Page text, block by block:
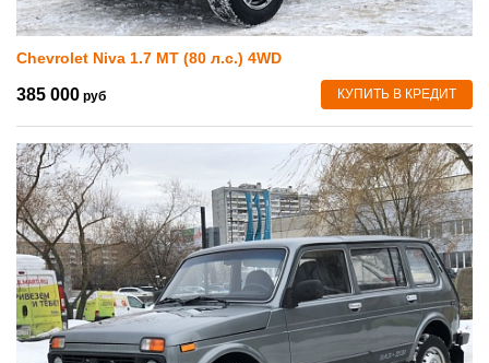
Chevrolet Niva 1.7 MT (80 л.с.) 4WD
385 000 руб КУПИТЬ В КРЕДИТ